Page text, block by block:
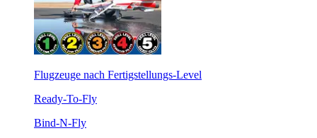
Flugzeuge nach Fertigstellungs-Level
Ready-To-Fly
Bind-N-Fly